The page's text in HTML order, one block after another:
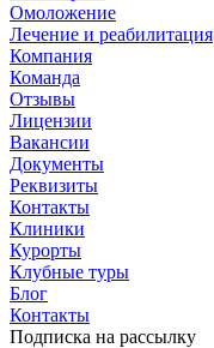
Омоложение
Лечение и реабилитация
Компания
Команда
Отзывы
Лицензии
Вакансии
Документы
Реквизиты
Контакты
Клиники
Курорты
Клубные туры
Блог
Контакты
Подписка на рассылку